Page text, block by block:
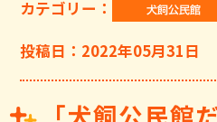
カテゴリー：
投稿日：2022年05月31日